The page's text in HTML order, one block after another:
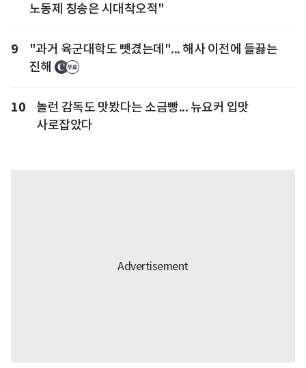
노동제 칭송은 시대착오적"
9
"과거 육군대학도 뺏겼는데"... 해사 이전에 들끓는
진해
10
놀런 감독도 맛봤다는 소금빵... 뉴요커 입맛
사로잡았다